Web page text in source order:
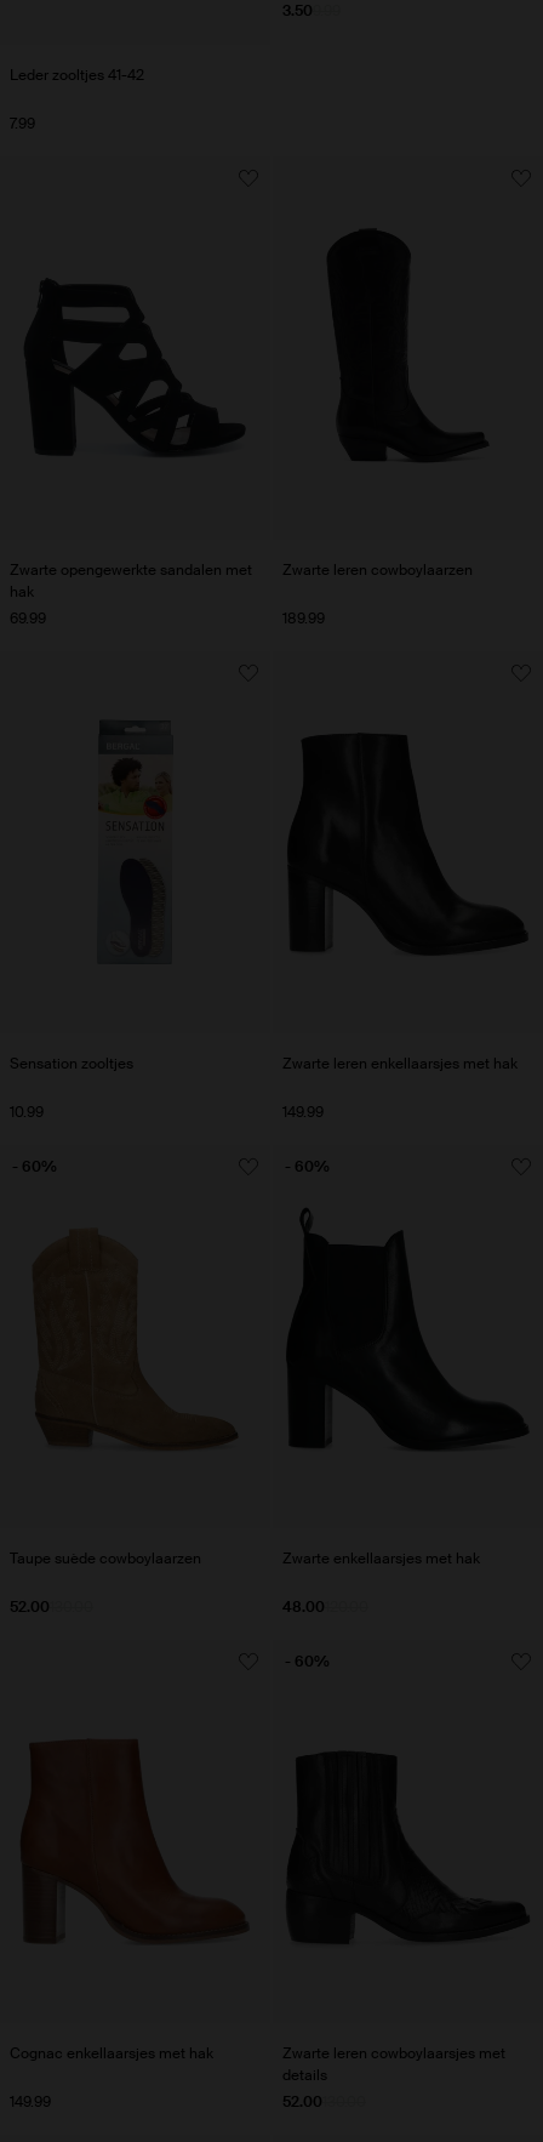
Leder zooltjes 41-42
7.99
3.50
Zwarte opengewerkte sandalen met
hak
69.99
Zwarte leren cowboylaarzen
189.99
Sensation zooltjes
10.99
Zwarte leren enkellaarsjes met hak
149.99
Taupe suède cowboylaarzen
52.00
- 60%
Zwarte enkellaarsjes met hak
48.00
- 60%
Cognac enkellaarsjes met hak
149.99
Zwarte leren cowboylaarsjes met
details
52.00
- 60%